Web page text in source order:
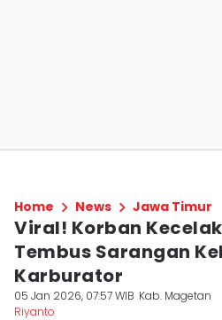
Home News Jawa Timur
Viral! Korban
Tembus Sarangan
Karburator
05 Jan 2026, 07:57 WIB Kab. Magetan
Riyanto